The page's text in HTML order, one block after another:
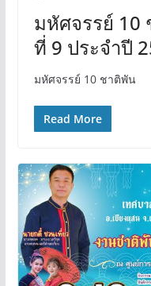
มหัศจรรย์ 10
ที่ 9 ประจำปี
มหัศจรรย์ 10 ชาติพัน
Read More